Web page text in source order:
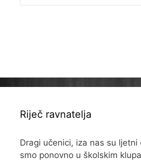
Riječ ravnatelja
Dragi učenici, iza nas su
smo ponovno u školskim